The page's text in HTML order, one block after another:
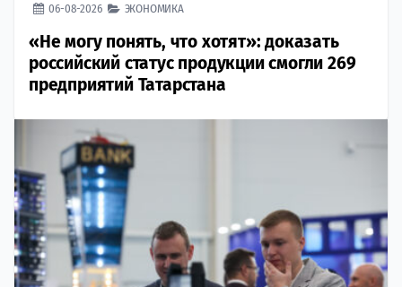
06-08-2026 ЭКОНОМИКА
«Не могу понять, что хотят»: доказать
российский статус продукции смогли 269
предприятий Татарстана